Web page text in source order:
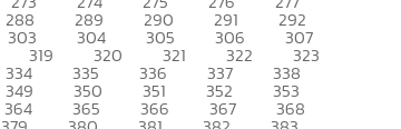
288 289 290 291 292
303 304 305 306 307
319 320 321 322 323
334 335 336 337 338
349 350 351 352 353
364 365 366 367 368